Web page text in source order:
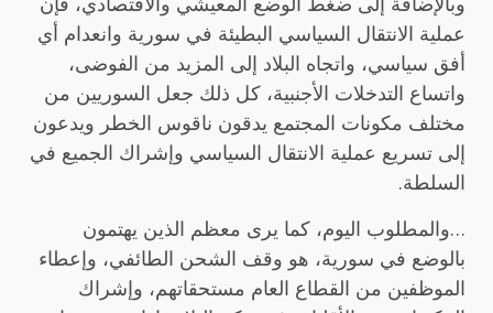
عملية الانتقال السياسي البطيئة في سورية وانعدام أي
أفق سياسي، واتجاه البلاد إلى المزيد من الفوضى،
واتساع التدخلات الأجنبية، كل ذلك جعل السوريين من
مختلف مكونات المجتمع يدقون ناقوس الخطر ويدعون
إلى تسريع عملية الانتقال السياسي وإشراك الجميع في
السلطة.
…والمطلوب اليوم، كما يرى معظم الذين يهتمون
بالوضع في سورية، هو وقف الشحن الطائفي، وإعطاء
الموظفين من القطاع العام مستحقاتهم، وإشراك